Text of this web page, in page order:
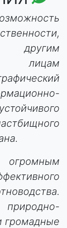
лицам
громадные